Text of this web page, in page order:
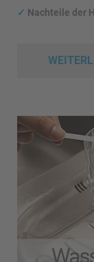
✓ Nachteile der